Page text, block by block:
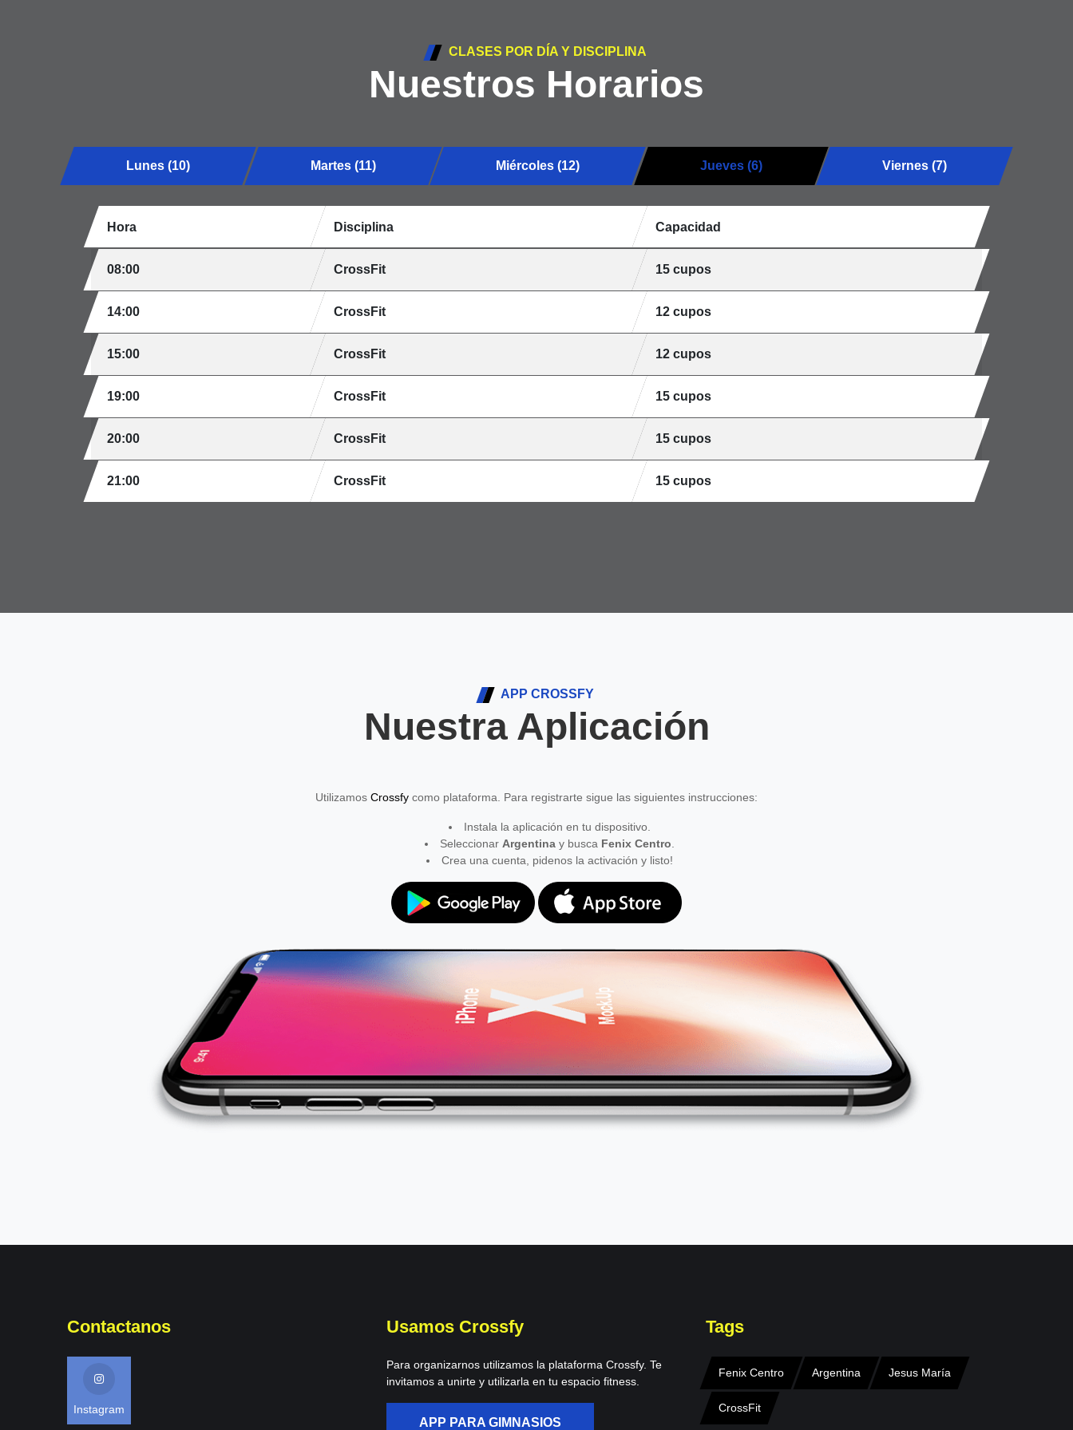
CLASES POR DÍA Y DISCIPLINA
Nuestros Horarios
Lunes (10) Martes (11) Miércoles (12) Jueves (6) Viernes (7)
Hora Disciplina Capacidad
08:00 CrossFit 15 cupos
14:00 CrossFit 12 cupos
15:00 CrossFit 12 cupos
19:00 CrossFit 15 cupos
20:00 CrossFit 15 cupos
21:00 CrossFit 15 cupos
APP CROSSFY
Nuestra Aplicación
Utilizamos Crossfy como plataforma. Para registrarte sigue las siguientes instrucciones:
Instala la aplicación en tu dispositivo.
Seleccionar Argentinay busca Fenix Centro
Crea una cuenta, pidenos la activación y listo!
Contactanos
Instagram
Usamos Crossfy
Para organizarnos utilizamos la plataforma Crossfy. Te
invitamos a unirte y utilizarla en tu espacio fitness.
APP PARA GIMNASIOS
Tags
Fenix Centro Argentina Jesus María
CrossFit